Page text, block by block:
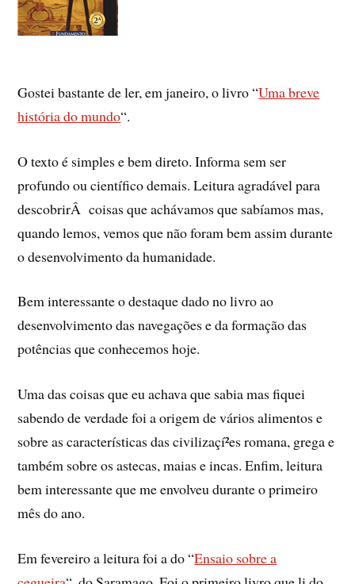
Gostei bastante de ler, em janeiro, o livro “Uma breve
história do mundo“.
O texto é simples e bem direto. Informa sem ser
profundo ou cientí­fico demais. Leitura agradável para
descobrirÂ coisas que achávamos que sabí­amos mas,
quando lemos, vemos que não foram bem assim durante
o desenvolvimento da humanidade.
Bem interessante o destaque dado no livro ao
desenvolvimento das navegações e da formação das
potências que conhecemos hoje.
Uma das coisas que eu achava que sabia mas fiquei
sabendo de verdade foi a origem de vários alimentos e
sobre as caracterí­sticas das civilizaçí²es romana, grega e
também sobre os astecas, maias e incas. Enfim, leitura
bem interessante que me envolveu durante o primeiro
mês do ano.
Em fevereiro a leitura foi a do “Ensaio sobre a